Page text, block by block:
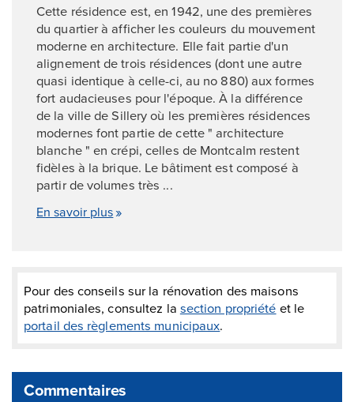
Cette résidence est, en 1942, une des premières
du quartier à afficher les couleurs du mouvement
moderne en architecture. Elle fait partie d'un
alignement de trois résidences (dont une autre
quasi identique à celle-ci, au no 880) aux formes
fort audacieuses pour l'époque. À la différence
de la ville de Sillery où les premières résidences
modernes font partie de cette " architecture
blanche " en crépi, celles de Montcalm restent
fidèles à la brique. Le bâtiment est composé à
partir de volumes très ...
En savoir plus
Pour des conseils sur la rénovation des maisons
patrimoniales, consultez la section propriété et le
portail des règlements municipaux.
Commentaires